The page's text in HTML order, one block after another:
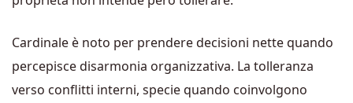
Cardinale è noto per prendere decisioni nette quando
percepisce disarmonia organizzativa. La tolleranza
verso conflitti interni, specie quando coinvolgono